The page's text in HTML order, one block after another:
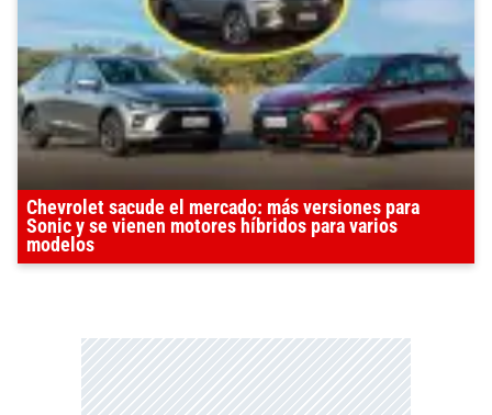
Chevrolet sacude el mercado: más versiones para
Sonic y se vienen motores híbridos para varios
modelos